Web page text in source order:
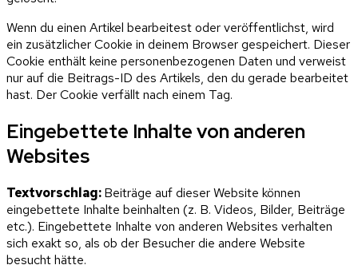
Wenn du einen Artikel bearbeitest oder veröffentlichst, wird
ein zusätzlicher Cookie in deinem Browser gespeichert. Dieser
Cookie enthält keine personenbezogenen Daten und verweist
nur auf die Beitrags-ID des Artikels, den du gerade bearbeitet
hast. Der Cookie verfällt nach einem Tag.
Eingebettete Inhalte von anderen
Websites
Textvorschlag:Beiträge auf dieser Website können
eingebettete Inhalte beinhalten (z. B. Videos, Bilder, Beiträge
etc.). Eingebettete Inhalte von anderen Websites verhalten
sich exakt so, als ob der Besucher die andere Website
besucht hätte.